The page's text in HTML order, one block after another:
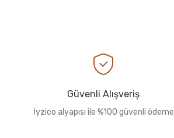
Güvenli Alışveriş
İyzico alyapısı ile %100 güvenli ödeme